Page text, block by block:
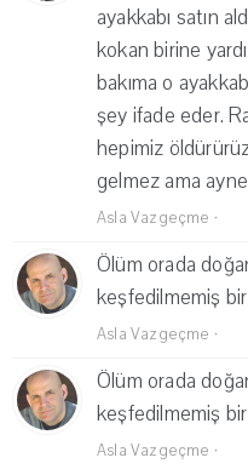
ayakkabı satın
kokan birine
bakıma o
şey ifade eder.
hepimiz
gelmez ama
Asla Vazgeçme ·
Ölüm orada
keşfedilmemiş
Asla Vazgeçme ·
Ölüm orada
keşfedilmemiş
Asla Vazgeçme ·